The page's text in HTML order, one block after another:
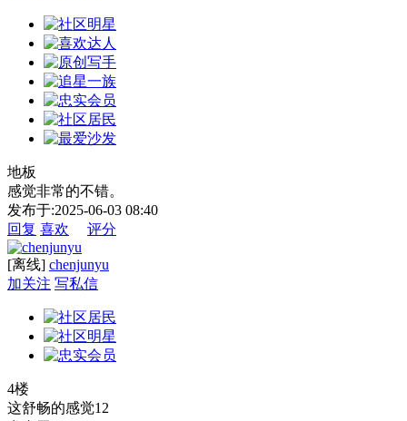
地板
感觉非常的不错。
发布于:2025-06-03 08:40
回复 喜欢 评分
[离线] chenjunyu
加关注 写私信
4楼
这舒畅的感觉12